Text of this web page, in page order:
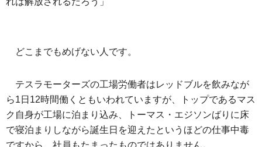
どこまでもめげない人です。
テスラモーターズの工場労働者はレッドブルを飲みなが
ら1日12時間働くともいわれていますが、トップであるマス
ク自身が工場に泊まり込み、トーマス・エジソンばりに床
で寝泊まりしながら誕生日を迎えたというほどの仕事中毒
ですから、社員もたまったものではありません。